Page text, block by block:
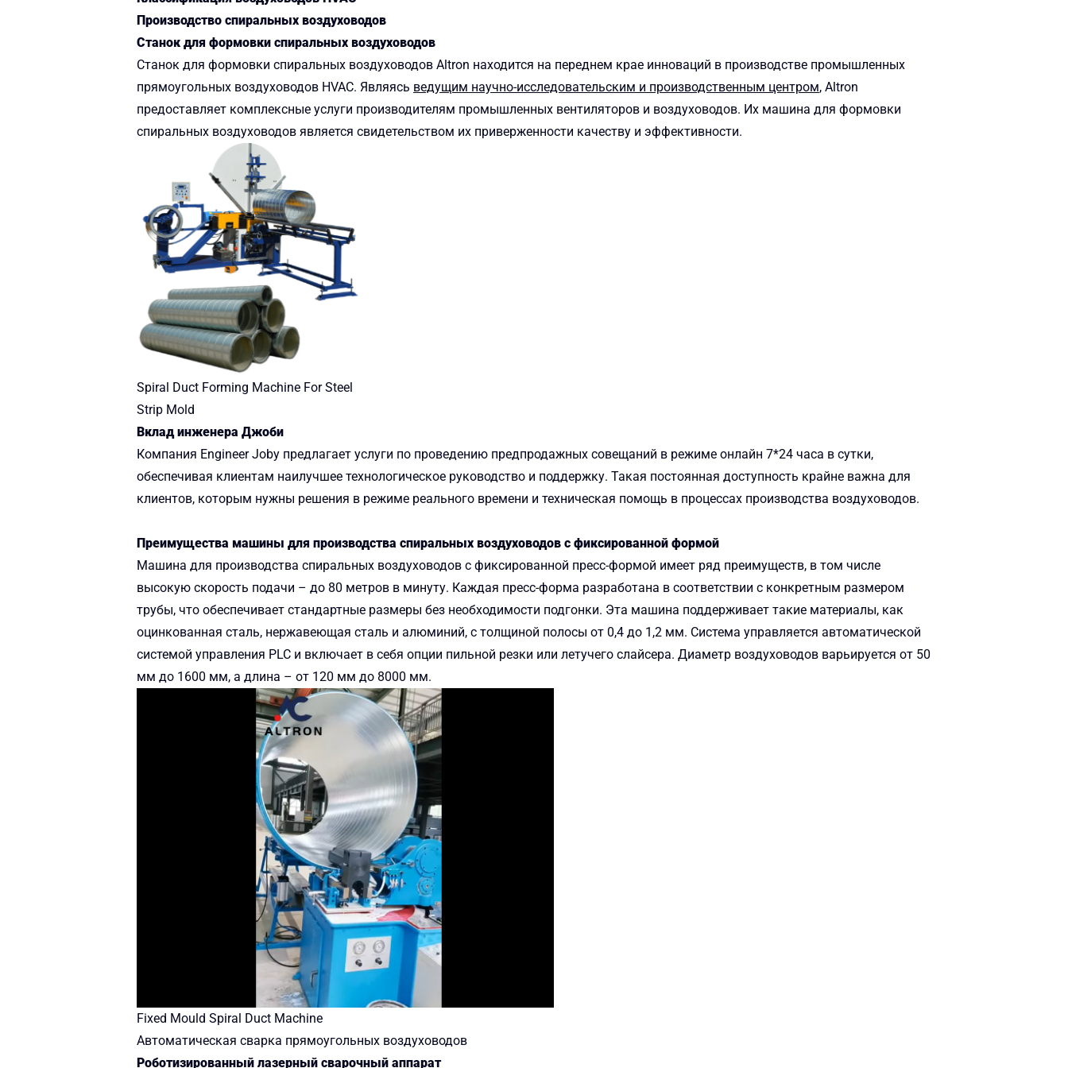
Производство спиральных воздуховодов
Станок для формовки спиральных воздуховодов
Станок для формовки спиральных воздуховодов Altron находится на переднем крае инноваций в производстве промышленных
прямоугольных воздуховодов HVAC. Являясь ведущим научно-исследовательским и производственным центром, Altron
предоставляет комплексные услуги производителям промышленных вентиляторов и воздуховодов. Их машина для формовки
спиральных воздуховодов является свидетельством их приверженности качеству и эффективности.
Spiral Duct Forming Machine For Steel
Strip Mold
Вклад инженера Джоби
Компания Engineer Joby предлагает услуги по проведению предпродажных совещаний в режиме онлайн 7*24 часа в сутки,
обеспечивая клиентам наилучшее технологическое руководство и поддержку. Такая постоянная доступность крайне важна для
клиентов, которым нужны решения в режиме реального времени и техническая помощь в процессах производства воздуховодов.
Преимущества машины для производства спиральных воздуховодов с фиксированной формой
Машина для производства спиральных воздуховодов с фиксированной пресс-формой имеет ряд преимуществ, в том числе
высокую скорость подачи – до 80 метров в минуту. Каждая пресс-форма разработана в соответствии с конкретным размером
трубы, что обеспечивает стандартные размеры без необходимости подгонки. Эта машина поддерживает такие материалы, как
оцинкованная сталь, нержавеющая сталь и алюминий, с толщиной полосы от 0,4 до 1,2 мм. Система управляется автоматической
системой управления PLC и включает в себя опции пильной резки или летучего слайсера. Диаметр воздуховодов варьируется от 50
мм до 1600 мм, а длина – от 120 мм до 8000 мм.
Fixed Mould Spiral Duct Machine
Автоматическая сварка прямоугольных воздуховодов
Роботизированный лазерный сварочный аппарат